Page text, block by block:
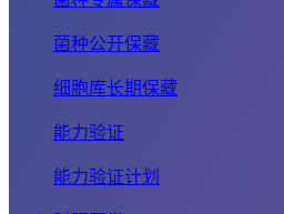
菌种公开保藏
细胞库长期保藏
能力验证
能力验证计划